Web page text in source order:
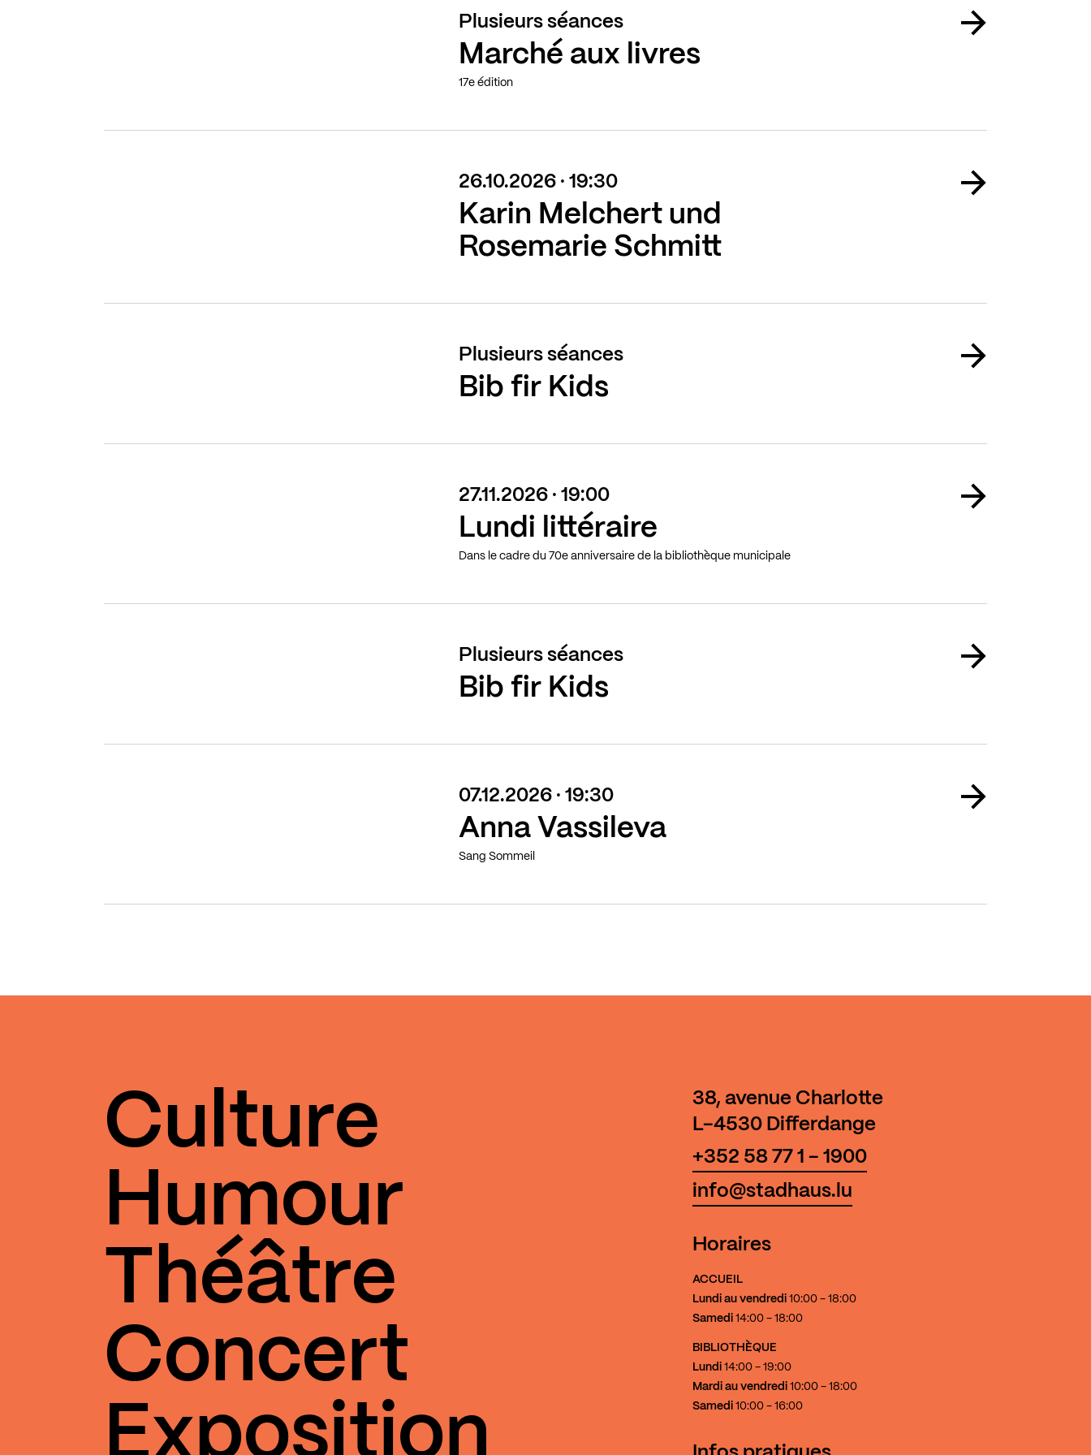
Plusieurs séances
Marché aux livres
17e édition
26.10.2026 · 19:30
Karin Melchert und
Rosemarie Schmitt
Plusieurs séances
Bib fir Kids
27.11.2026 · 19:00
Lundi littéraire
Dans le cadre du 70e anniversaire de la bibliothèque municipale
Plusieurs séances
Bib fir Kids
07.12.2026 · 19:30
Anna Vassileva
Sang Sommeil
38, avenue Charlotte
L-4530 Differdange
+352 58 77 1 - 1900
info@stadhaus.lu
Horaires
ACCUEIL
Lundi au vendredi 10:00 - 18:00
Samedi 14:00 - 18:00
BIBLIOTHÈQUE
Lundi 14:00 - 19:00
Mardi au vendredi 10:00 - 18:00
Samedi 10:00 - 16:00
Culture
Humour
Théâtre
Concert
Exposition